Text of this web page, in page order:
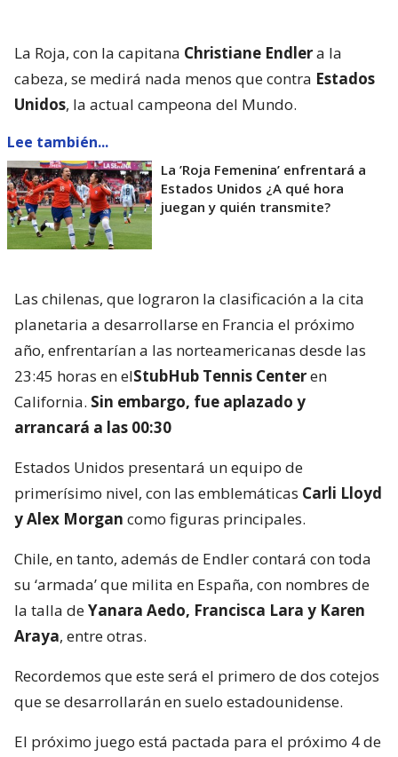
La Roja, con la capitana Christiane Endlera la
cabeza, se medirá nada menos que contra Estados
Unidos, la actual campeona del Mundo.
Lee también...
La ’Roja Femenina’ enfrentará a
Estados Unidos ¿A qué hora
juegan y quién transmite?
Las chilenas, que lograron la clasificación a la cita
planetaria a desarrollarse en Francia el próximo
año, enfrentarían a las norteamericanas desde las
23:45 horas en elStubHub Tennis Centeren
California. Sin embargo, fue aplazado y
arrancará a las 00:30
Estados Unidos presentará un equipo de
primerísimo nivel, con las emblemáticas Carli Lloyd
y Alex Morgan como figuras principales.
Chile, en tanto, además de Endler contará con toda
su ‘armada’ que milita en España, con nombres de
la talla deYanara Aedo, Francisca Lara y Karen
Araya, entre otras.
Recordemos que este será el primero de dos cotejos
que se desarrollarán en suelo estadounidense.
El próximo juego está pactada para el próximo 4 de